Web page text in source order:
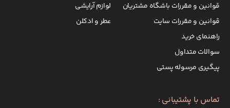
قوانین و مقررات باشگاه مشتریان
قوانین و مقررات سایت
راهنمای خرید
سوالات متداول
پیگیری مرسوله پستی
لوازم آرایشی
عطر و ادکلن
تماس با پشتیبانی :